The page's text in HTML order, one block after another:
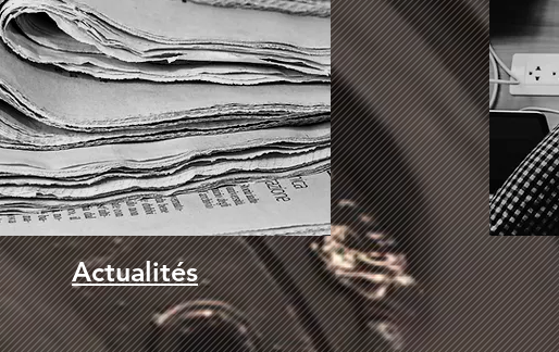
Actualités